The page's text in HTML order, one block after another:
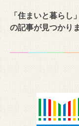
「住まいと暮らし
の記事が見つかり